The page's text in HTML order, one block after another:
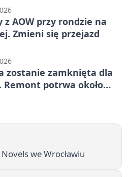
z AOW przy rondzie na
Zmieni się przejazd
zostanie zamknięta dla
potrwa około
we Wrocławiu